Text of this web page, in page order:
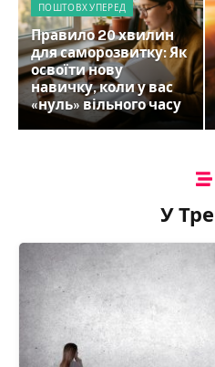
ПОШТОВХ УПЕРЕД
Правило 20 хвилин
для саморозвитку: Як
освоїти нову
навичку, коли у вас
«нуль» вільного часу
У